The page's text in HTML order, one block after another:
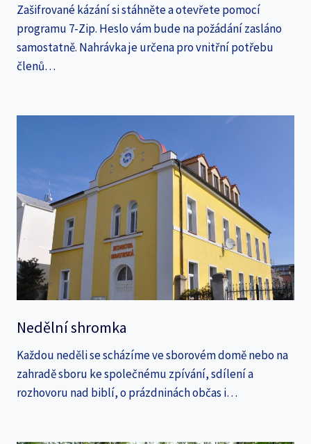
Zašifrované kázání si stáhněte a otevřete pomocí
programu 7-Zip. Heslo vám bude na požádání zasláno
samostatně. Nahrávka je určena pro vnitřní potřebu
členů…
Nedělní shromka
Každou neděli se scházíme ve sborovém domě nebo na
zahradě sboru ke společnému zpívání, sdílení a
rozhovoru nad biblí, o prázdninách občas i…